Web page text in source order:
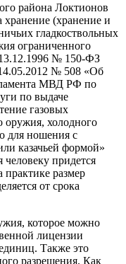
района Локтионов
(хранение и
гладкоствольных
ограниченного
13.12.1996 № 150-ФЗ
№ 508 «Об
МВД РФ по
по выдаче
газовых
оружия, холодного
для ношения с
казачьей формой»
придется
размер
от срока
которое можно
лицензии
Также это
разрешения. Как